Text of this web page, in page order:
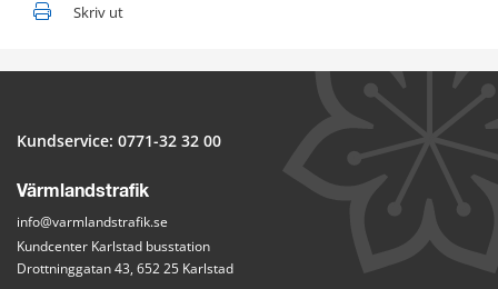
Skriv ut
Kundservice: 0771-32 32 00
Värmlandstrafik
info@varmlandstrafik.se
Kundcenter Karlstad busstation
Drottninggatan 43, 652 25 Karlstad